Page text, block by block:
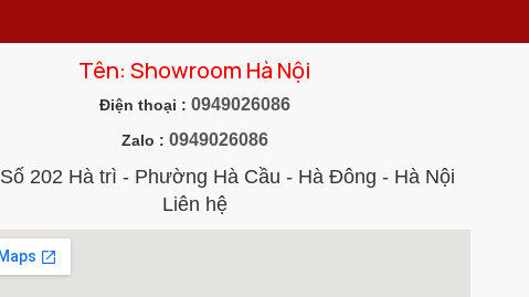
Tên: Showroom Hà Nội
Điện thoại : 0949026086
Zalo : 0949026086
Số 202 Hà trì - Phường Hà Cầu - Hà Đông - Hà Nội
Liên hệ